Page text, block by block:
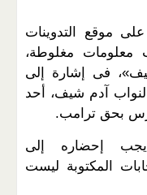
موقع التدوينات
معلومات مغلوطة،
فى إشارة إلى
آدم شيف، أحد
بحق ترامب.
إحضاره إلى
المكتوبة ليست